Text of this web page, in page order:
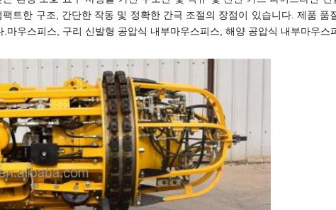
트한 구조, 간단한 작동 및 정확한 간극 조절의 장점이 있습니다. 제품 품
마우스피스 , 구리 신발형 공압식 내부마우스피스 , 해양 공압식 내부마우스